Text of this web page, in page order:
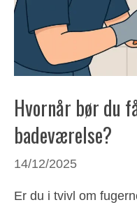
Hvornår bør du
badeværelse?
14/12/2025
Er du i tvivl om